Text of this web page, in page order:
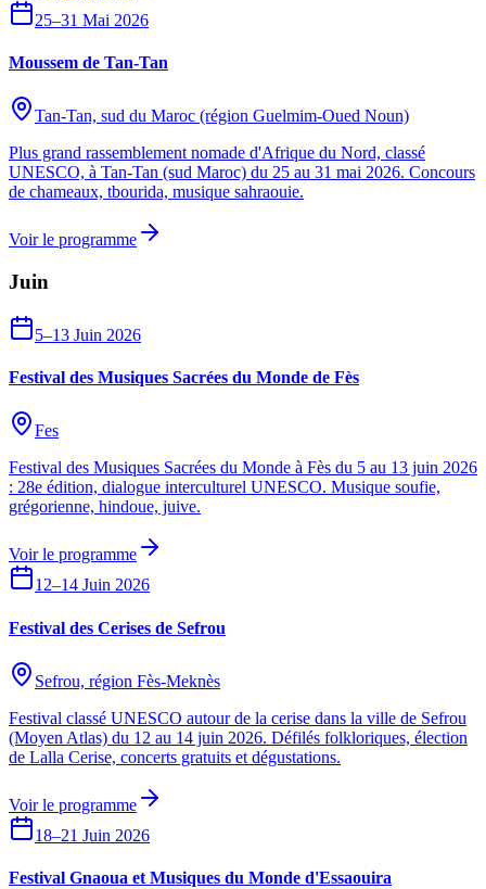
25–31 Mai 2026
Moussem de Tan-Tan
Tan-Tan, sud du Maroc (région Guelmim-Oued Noun)
Plus grand rassemblement nomade d'Afrique du Nord, classé
UNESCO, à Tan-Tan (sud Maroc) du 25 au 31 mai 2026. Concours
de chameaux, tbourida, musique sahraouie.
Voir le programme
Juin
5–13 Juin 2026
Festival des Musiques Sacrées du Monde de Fès
Fes
Festival des Musiques Sacrées du Monde à Fès du 5 au 13 juin 2026
: 28e édition, dialogue interculturel UNESCO. Musique soufie,
grégorienne, hindoue, juive.
Voir le programme
12–14 Juin 2026
Festival des Cerises de Sefrou
Sefrou, région Fès-Meknès
Festival classé UNESCO autour de la cerise dans la ville de Sefrou
(Moyen Atlas) du 12 au 14 juin 2026. Défilés folkloriques, élection
de Lalla Cerise, concerts gratuits et dégustations.
Voir le programme
18–21 Juin 2026
Festival Gnaoua et Musiques du Monde d'Essaouira